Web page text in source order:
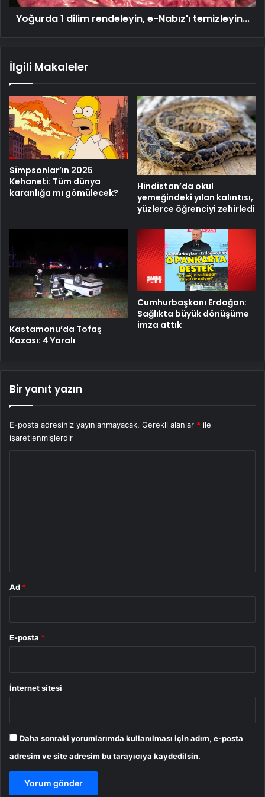
Yoğurda 1 dilim rendeleyin, e-Nabız'ı temizleyin...
İlgili Makaleler
Simpsonlar’ın 2025
Kehaneti: Tüm dünya
karanlığa mı gömülecek?
Hindistan’da okul
yemeğindeki yılan kalıntısı,
yüzlerce öğrenciyi zehirledi
Kastamonu’da Tofaş
Kazası: 4 Yaralı
Cumhurbaşkanı Erdoğan:
Sağlıkta büyük dönüşüme
imza attık
Bir yanıt yazın
E-posta adresiniz yayınlanmayacak. Gerekli alanlar * ile
işaretlenmişlerdir
Ad *
E-posta *
İnternet sitesi
Daha sonraki yorumlarımda kullanılması için adım, e-posta
adresim ve site adresim bu tarayıcıya kaydedilsin.